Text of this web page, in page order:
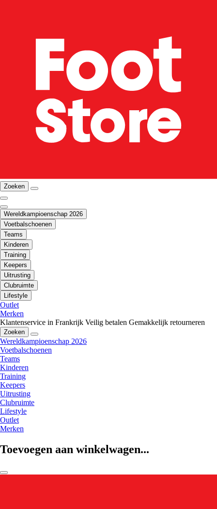
Zoeken
Wereldkampioenschap 2026
Voetbalschoenen
Teams
Kinderen
Training
Keepers
Uitrusting
Clubruimte
Lifestyle
Outlet
Merken
Klantenservice in Frankrijk Veilig betalen Gemakkelijk retourneren
Zoeken
Wereldkampioenschap 2026
Voetbalschoenen
Teams
Kinderen
Training
Keepers
Uitrusting
Clubruimte
Lifestyle
Outlet
Merken
Toevoegen aan winkelwagen...